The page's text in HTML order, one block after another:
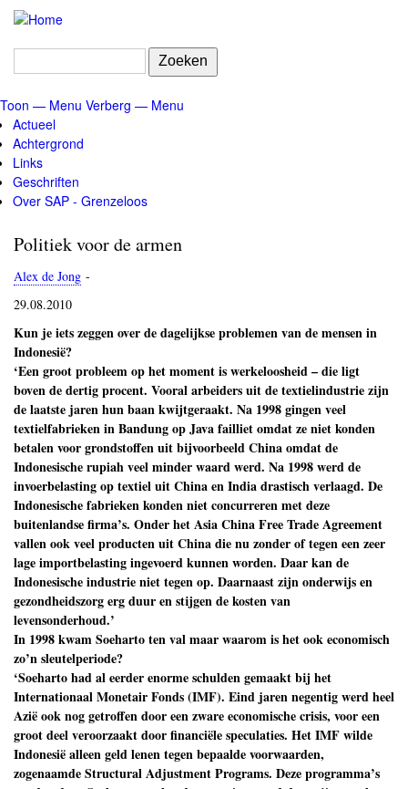
Overslaan
naar
gaan
Zoeken
Menu
Toon — Menu Verberg — Menu
Actueel
Achtergrond
Links
Geschriften
Over SAP - Grenzeloos
Politiek voor de armen
Alex de Jong -
29.08.2010
Kun je iets zeggen over de dagelijkse problemen van de mensen in
Indonesië?
‘Een groot probleem op het moment is werkeloosheid – die ligt
boven de dertig procent. Vooral arbeiders uit de textielindustrie zijn
de laatste jaren hun baan kwijtgeraakt. Na 1998 gingen veel
textielfabrieken in Bandung op Java failliet omdat ze niet konden
betalen voor grondstoffen uit bijvoorbeeld China omdat de
Indonesische rupiah veel minder waard werd. Na 1998 werd de
invoerbelasting op textiel uit China en India drastisch verlaagd. De
Indonesische fabrieken konden niet concurreren met deze
buitenlandse firma’s. Onder het Asia China Free Trade Agreement
vallen ook veel producten uit China die nu zonder of tegen een zeer
lage importbelasting ingevoerd kunnen worden. Daar kan de
Indonesische industrie niet tegen op. Daarnaast zijn onderwijs en
gezondheidszorg erg duur en stijgen de kosten van
levensonderhoud.’
In 1998 kwam Soeharto ten val maar waarom is het ook economisch
zo’n sleutelperiode?
‘Soeharto had al eerder enorme schulden gemaakt bij het
Internationaal Monetair Fonds (IMF). Eind jaren negentig werd heel
Azië ook nog getroffen door een zware economische crisis, voor een
groot deel veroorzaakt door financiële speculaties. Het IMF wilde
Indonesië alleen geld lenen tegen bepaalde voorwaarden,
zogenaamde Structural Adjustment Programs. Deze programma’s